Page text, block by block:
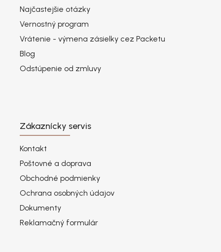
Najčastejšie otázky
Vernostný program
Vrátenie - výmena zásielky cez Packetu
Blog
Odstúpenie od zmluvy
Zákaznícky servis
Kontakt
Poštovné a doprava
Obchodné podmienky
Ochrana osobných údajov
Dokumenty
Reklamačný formulár